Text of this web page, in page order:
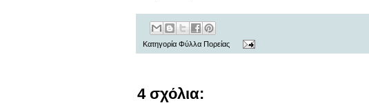
Κατηγορία Φύλλα Πορείας
4 σχόλια: